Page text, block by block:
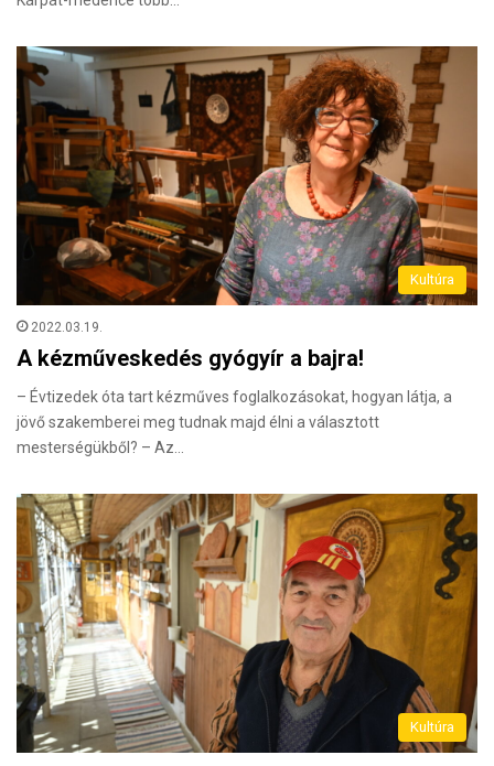
Kultúra
2022.03.19.
A kézműveskedés gyógyír a bajra!
– Évtizedek óta tart kézműves foglalkozásokat, hogyan látja, a
jövő szakemberei meg tudnak majd élni a választott
mesterségükből? – Az…
Kultúra